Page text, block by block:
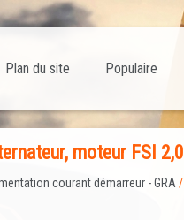
Populaire
Plan du site
moteur FSI 2,0 l
courant démarreur - GRA/